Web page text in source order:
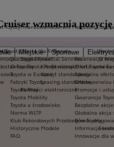
Miejskie Sportowe
Toyota Professional
Toyoty
Toyoty
Dlaczego Toyota?
O Toyocie
Toyota w Europie
Fabryki Toyoty
Toyota Way
Toyota Mobility
Toyota a środowisko
Norma WLTP
Klub Rekordowych Przebiegów Toyoty
Historyczne Modele
FAQ
Finansowanie
Oferta dla firm
Toyota Financial Services
Kredyt niższych rat Toyota
Kredyt standardowy
Leasing standardowy
Płatności elektroniczne
Serwis i akcesoria
Serwis
Rezerwacja
Oferta serwisu
Specjalna
Oferta serwisu
Promocje i
Gwarancje
Bezpłatne
Globalna akcja
Pomoc
Informacje
Innowacje dla
O
wzmacnia